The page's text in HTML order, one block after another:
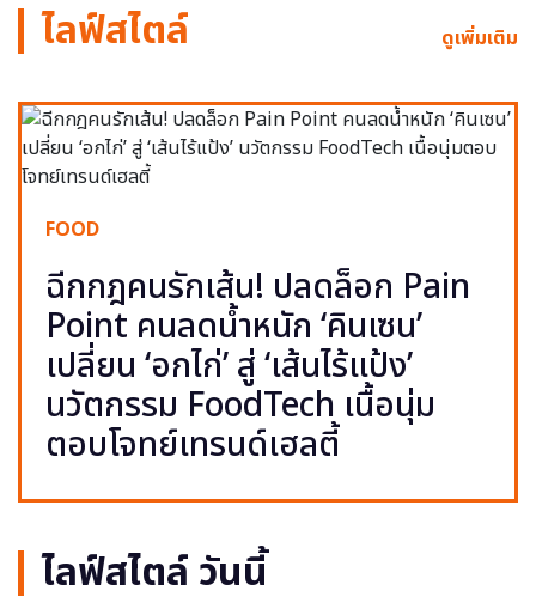
ไลฟ์สไตล์ ดูเพิ่มเติม
FOOD
ฉีกกฎคนรักเส้น! ปลดล็อก Pain
Point คนลดน้ำหนัก ‘คินเซน’
เปลี่ยน ‘อกไก่’ สู่ ‘เส้นไร้แป้ง’
นวัตกรรม FoodTech เนื้อนุ่ม
ตอบโจทย์เทรนด์เฮลตี้
ไลฟ์สไตล์ วันนี้